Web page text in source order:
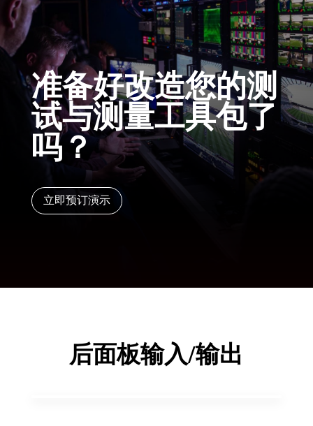
准备好改造您的测
试与测量工具包了
吗？
立即预订演示
后面板输入/输出